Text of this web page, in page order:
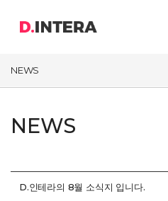
NEWS
NEWS
D.인테라의 8월 소식지 입니다.